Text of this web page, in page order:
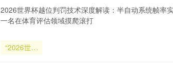
2026世界杯越位判罚技术深度解读：半自动系统帧率
一名在体育评估领域摸爬滚打
“2026世界
杯越位判罚